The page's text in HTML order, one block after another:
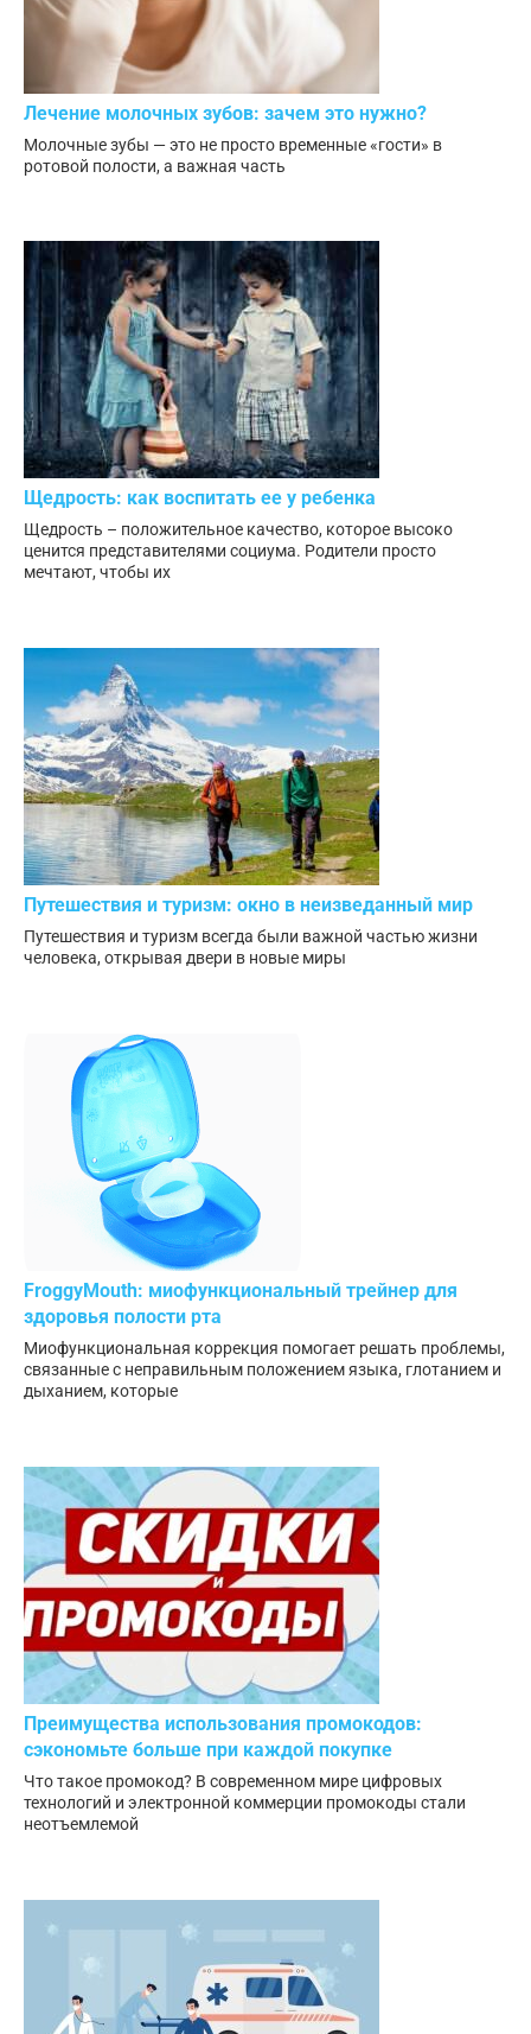
Лечение молочных зубов: зачем это нужно?
Молочные зубы — это не просто временные «гости» в
ротовой полости, а важная часть
Щедрость: как воспитать ее у ребенка
Щедрость – положительное качество, которое высоко
ценится представителями социума. Родители просто
мечтают, чтобы их
Путешествия и туризм: окно в неизведанный мир
Путешествия и туризм всегда были важной частью жизни
человека, открывая двери в новые миры
FroggyMouth: миофункциональный трейнер для
здоровья полости рта
Миофункциональная коррекция помогает решать проблемы,
связанные с неправильным положением языка, глотанием и
дыханием, которые
Преимущества использования промокодов:
сэкономьте больше при каждой покупке
Что такое промокод? В современном мире цифровых
технологий и электронной коммерции промокоды стали
неотъемлемой